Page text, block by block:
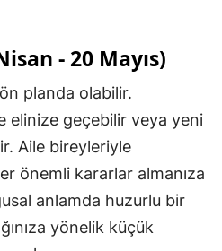
- 20 Mayıs)
planda olabilir.
elinize geçebilir veya yeni
Aile bireyleriyle
önemli kararlar almanıza
anlamda huzurlu bir
yönelik küçük